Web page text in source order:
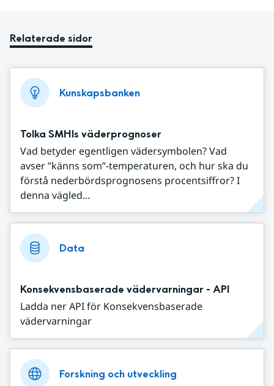
Relaterade sidor
Kunskapsbanken
Tolka SMHIs väderprognoser
Vad betyder egentligen vädersymbolen? Vad
avser ”känns som”-temperaturen, och hur ska du
förstå nederbördsprognosens procentsiffror? I
denna vägled...
Data
Konsekvensbaserade vädervarningar - API
Ladda ner API för Konsekvensbaserade
vädervarningar
Forskning och utveckling